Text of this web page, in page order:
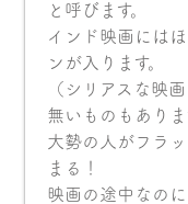
と呼びます。
インド映画には
ンが入ります。
（シリアスな映
無いものもありま
大勢の人がフラ
まる！
映画の途中なの